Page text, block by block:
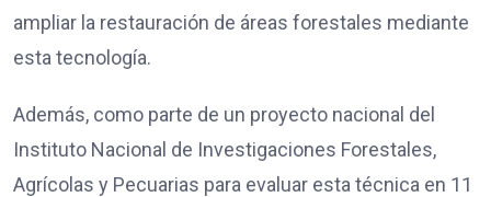
ampliar la restauración de áreas forestales mediante
esta tecnología.
Además, como parte de un proyecto nacional del
Instituto Nacional de Investigaciones Forestales,
Agrícolas y Pecuarias para evaluar esta técnica en 11